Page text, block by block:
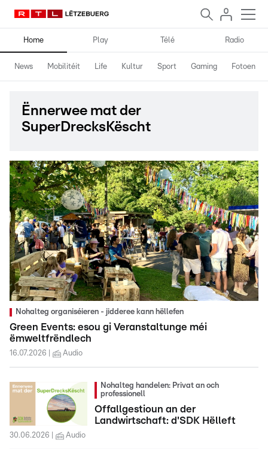
Home Play Télé Radio
News Mobilitéit Life Kultur Sport Gaming Fotoen
Ënnerwee mat der
SuperDrecksKëscht
Nohalteg organiséieren - jidderee kann hëllefen
Green Events: esou gi Veranstaltunge méi
ëmweltfrëndlech
16.07.2026 Audio
Nohalteg handelen: Privat an och
professionell
Offallgestioun an der
Landwirtschaft: d'SDK Hëlleft
30.06.2026 Audio